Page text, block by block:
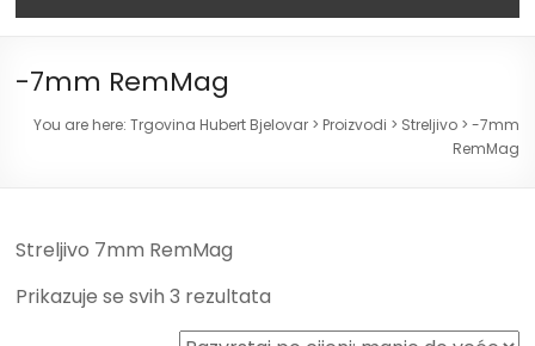
-7mm RemMag
You are here: Trgovina Hubert Bjelovar> Proizvodi > Streljivo> -7mm
RemMag
Streljivo 7mm RemMag
Prikazuje se svih 3 rezultata